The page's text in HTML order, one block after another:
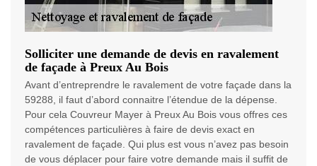
Solliciter une demande de devis en ravalement
de façade à Preux Au Bois
Avant d’entreprendre le ravalement de votre façade dans la
59288, il faut d’abord connaitre l’étendue de la dépense.
Pour cela Couvreur Mayer à Preux Au Bois vous offres ces
compétences particulières à faire de devis exact en
ravalement de façade. Qui plus est vous n’avez pas besoin
de vous déplacer pour faire votre demande mais il suffit de